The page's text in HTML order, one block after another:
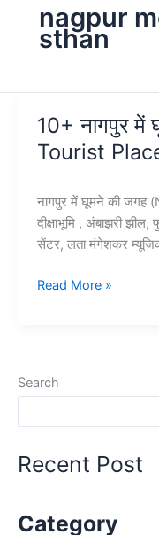
nagpur
sthan
10+ नागपुर
Tourist
नागपुर में घूमने की जगह
दीक्षाभूमि , अंबाझरी
सेंटर, लता मंगेशकर
10+
जगह
Places
Read More »
Search
Recent Post
Category